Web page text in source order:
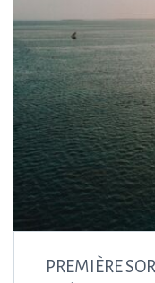
PREMIÈRE